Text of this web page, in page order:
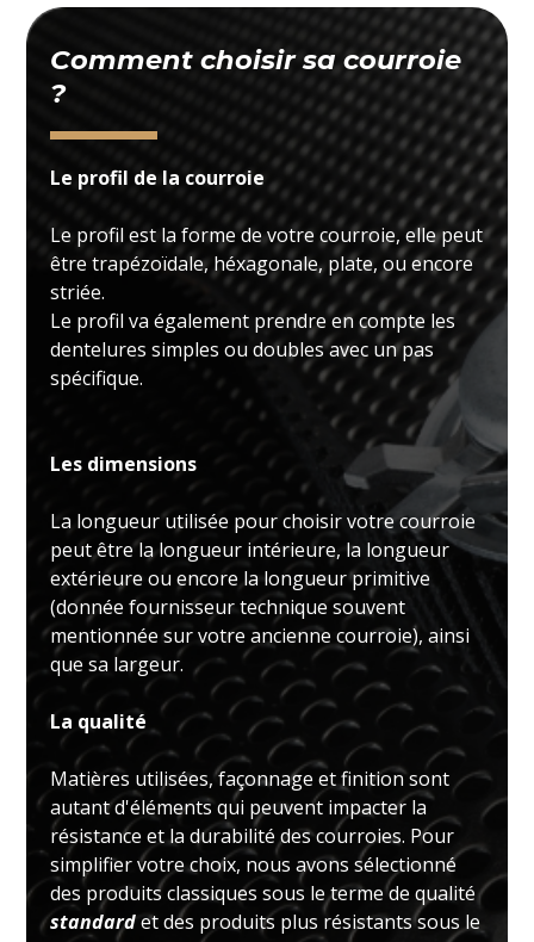
Comment choisir sa courroie
?
Le profil de la courroie
Le profil est la forme de votre courroie, elle peut
être trapézoïdale, héxagonale, plate, ou encore
striée.
Le profil va également prendre en compte les
dentelures simples ou doubles avec un pas
spécifique.
Les dimensions
La longueur utilisée pour choisir votre courroie
peut être la longueur intérieure, la longueur
extérieure ou encore la longueur primitive
(donnée fournisseur technique souvent
mentionnée sur votre ancienne courroie), ainsi
que sa largeur.
La qualité
Matières utilisées, façonnage et finition sont
autant d'éléments qui peuvent impacter la
résistance et la durabilité des courroies. Pour
simplifier votre choix, nous avons sélectionné
des produits classiques sous le terme de qualité
standardet des produits plus résistants sous le